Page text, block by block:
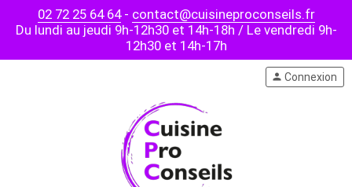
02 72 25 64 64- contact@cuisineproconseils.fr
Du lundi au jeudi 9h-12h30 et 14h-18h / Le vendredi 9h-
12h30 et 14h-17h
person Connexion